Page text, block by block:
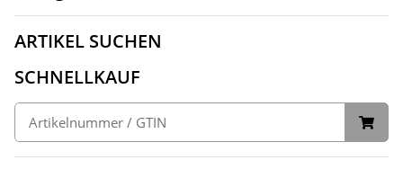
ARTIKEL SUCHEN
SCHNELLKAUF